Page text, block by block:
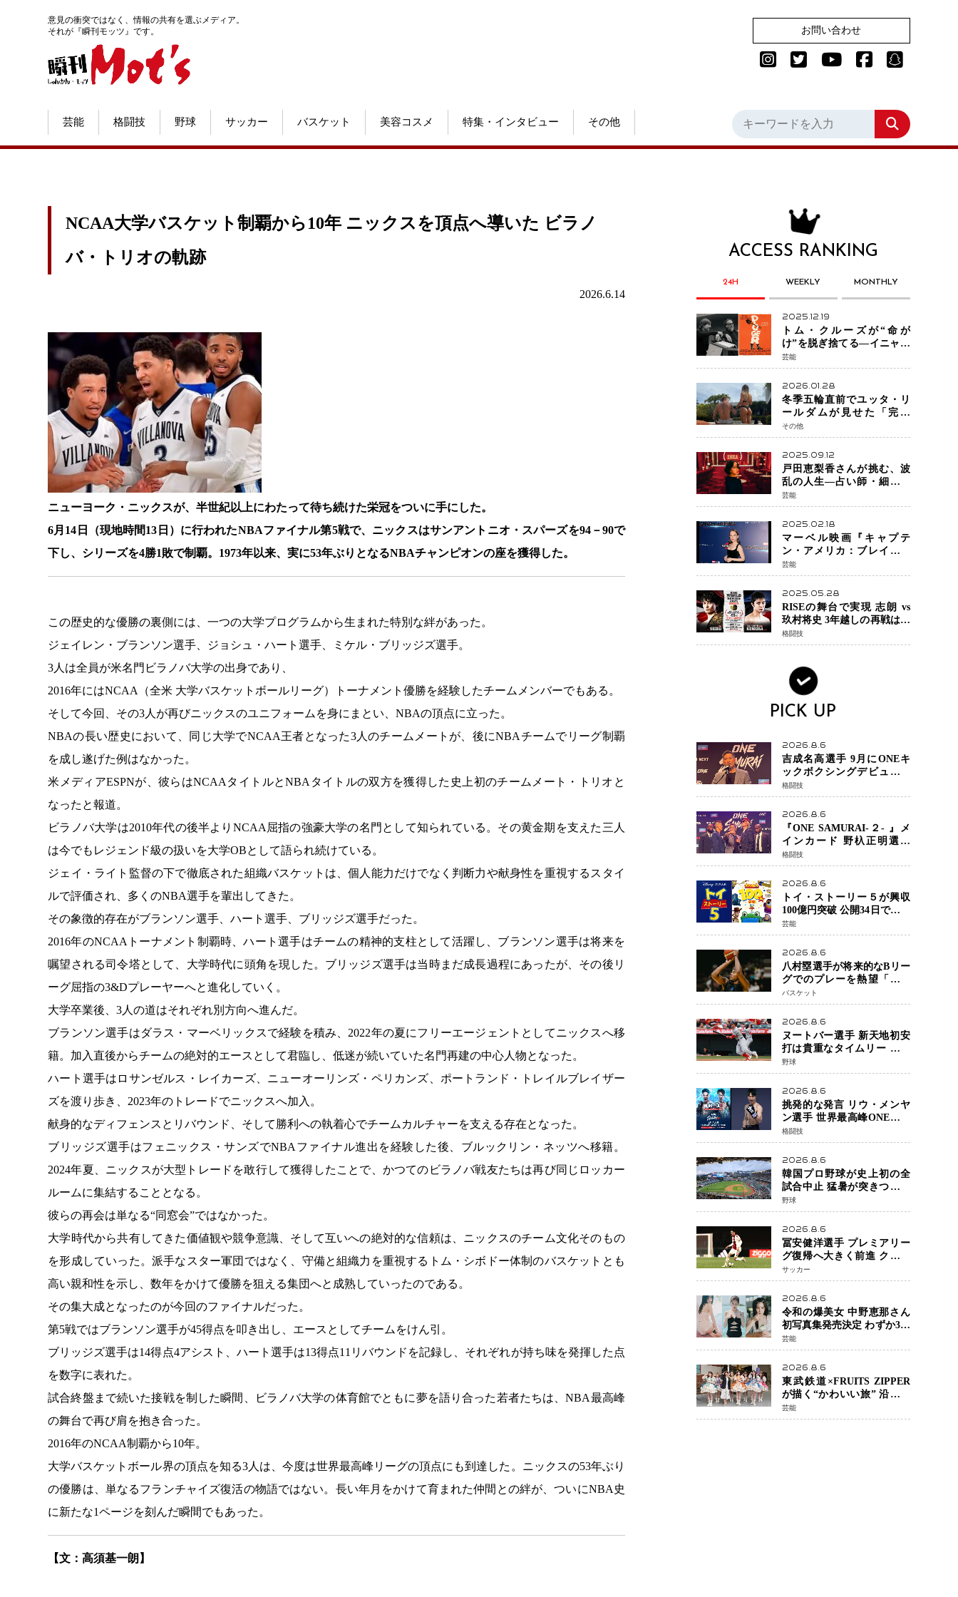
意見の衝突ではなく、情報の共有を選ぶメディア。
それが『瞬刊モッツ』です。
お問い合わせ
芸能 格闘技 野球 サッカー バスケット 美容コスメ 特集・インタビュー その他
NCAA大学バスケット制覇から10年 ニックスを頂点へ導いた ビラノ
バ・トリオの軌跡
2026.6.14
ニューヨーク・ニックスが、半世紀以上にわたって待ち続けた栄冠をついに手にした。
6月14日（現地時間13日）に行われたNBAファイナル第5戦で、ニックスはサンアントニオ・スパーズを94－90で
下し、シリーズを4勝1敗で制覇。1973年以来、実に53年ぶりとなるNBAチャンピオンの座を獲得した。
この歴史的な優勝の裏側には、一つの大学プログラムから生まれた特別な絆があった。
ジェイレン・ブランソン選手、ジョシュ・ハート選手、ミケル・ブリッジズ選手。
3人は全員が米名門ビラノバ大学の出身であり、
2016年にはNCAA（全米 大学バスケットボールリーグ）トーナメント優勝を経験したチームメンバーでもある。
そして今回、その3人が再びニックスのユニフォームを身にまとい、NBAの頂点に立った。
NBAの長い歴史において、同じ大学でNCAA王者となった3人のチームメートが、後にNBAチームでリーグ制覇
を成し遂げた例はなかった。
米メディアESPNが、彼らはNCAAタイトルとNBAタイトルの双方を獲得した史上初のチームメート・トリオと
なったと報道。
ビラノバ大学は2010年代の後半よりNCAA屈指の強豪大学の名門として知られている。その黄金期を支えた三人
は今でもレジェンド級の扱いを大学OBとして語られ続けている。
ジェイ・ライト監督の下で徹底された組織バスケットは、個人能力だけでなく判断力や献身性を重視するスタイ
ルで評価され、多くのNBA選手を輩出してきた。
その象徴的存在がブランソン選手、ハート選手、ブリッジズ選手だった。
2016年のNCAAトーナメント制覇時、ハート選手はチームの精神的支柱として活躍し、ブランソン選手は将来を
嘱望される司令塔として、大学時代に頭角を現した。ブリッジズ選手は当時まだ成長過程にあったが、その後リ
ーグ屈指の3&Dプレーヤーへと進化していく。
大学卒業後、3人の道はそれぞれ別方向へ進んだ。
ブランソン選手はダラス・マーベリックスで経験を積み、2022年の夏にフリーエージェントとしてニックスへ移
籍。加入直後からチームの絶対的エースとして君臨し、低迷が続いていた名門再建の中心人物となった。
ハート選手はロサンゼルス・レイカーズ、ニューオーリンズ・ペリカンズ、ポートランド・トレイルブレイザー
ズを渡り歩き、2023年のトレードでニックスへ加入。
献身的なディフェンスとリバウンド、そして勝利への執着心でチームカルチャーを支える存在となった。
ブリッジズ選手はフェニックス・サンズでNBAファイナル進出を経験した後、ブルックリン・ネッツへ移籍。
2024年夏、ニックスが大型トレードを敢行して獲得したことで、かつてのビラノバ戦友たちは再び同じロッカー
ルームに集結することとなる。
彼らの再会は単なる“同窓会”ではなかった。
大学時代から共有してきた価値観や競争意識、そして互いへの絶対的な信頼は、ニックスのチーム文化そのもの
を形成していった。派手なスター軍団ではなく、守備と組織力を重視するトム・シボドー体制のバスケットとも
高い親和性を示し、数年をかけて優勝を狙える集団へと成熟していったのである。
その集大成となったのが今回のファイナルだった。
第5戦ではブランソン選手が45得点を叩き出し、エースとしてチームをけん引。
ブリッジズ選手は14得点4アシスト、ハート選手は13得点11リバウンドを記録し、それぞれが持ち味を発揮した点
を数字に表れた。
試合終盤まで続いた接戦を制した瞬間、ビラノバ大学の体育館でともに夢を語り合った若者たちは、NBA最高峰
の舞台で再び肩を抱き合った。
2016年のNCAA制覇から10年。
大学バスケットボール界の頂点を知る3人は、今度は世界最高峰リーグの頂点にも到達した。ニックスの53年ぶり
の優勝は、単なるフランチャイズ復活の物語ではない。長い年月をかけて育まれた仲間との絆が、ついにNBA史
に新たな1ページを刻んだ瞬間でもあった。
【文：高須基一朗】
ACCESS RANKING
24H WEEKLY MONTHLY
2025.12.19
トム・クルーズが“命が
け”を脱ぎ捨てる―イニャリ
トゥ監督と挑む前代未聞の
大惨事コメディ「DIGGER
ディガー」始動
芸能
2026.01.28
冬季五輪直前でユッタ・リ
ールダムが見せた「完成
形」転倒と涙を越えて─ミラ
ノで金を狙うオランダ女王
の現在地
その他
2025.09.12
戸田恵梨香さんが挑む、波
乱の人生―占い師・細木数
子をNetflixで実写化
芸能
2025.02.18
マーベル映画『キャプテ
ン・アメリカ：ブレイブ・
ニュー・ワールド』 新ブラ
ック・ウィドウ役のシラ・
ハースとは！？
芸能
2025.05.28
RISEの舞台で実現 志朗 vs
玖村将史 3年越しの再戦は世
界王座戦に！
格闘技
PICK UP
2026.8.6
吉成名高選手 9月にONEキ
ックボクシングデビュー決
定 チャトリCEOがサプライ
ズ発表 2カ月連続参戦へ
格闘技
2026.8.6
『ONE SAMURAI-２- 』メ
インカード 野杁正明選手
「彼を倒して勝つ」 リウ・
メンヤンとの因縁に決着へ
再起を懸けたONEフェザー
級トーナメント初戦
格闘技
2026.8.6
トイ・ストーリー５が興収
100億円突破 公開34日でピク
サー作品 史上最速 日本歴代
シリーズ最高更新も目前
芸能
2026.8.6
八村塁選手が将来的なBリー
グでのプレーを熱望「一つ
の夢ですね」スター帰還が
リーグ価値を押し上げる可
能性
バスケット
2026.8.6
ヌートバー選手 新天地初安
打は貴重なタイムリー 本拠
地ファンが大歓声 笑顔で歓
喜
野球
2026.8.6
挑発的な発言 リウ・メンヤ
ン選手 世界最高峰ONEで浮
き彫りになる 日本キックボ
クシングが直面する“技術
戦”の現在地
格闘技
2026.8.6
韓国プロ野球が史上初の全
試合中止 猛暑が突きつけた
「屋外スポーツの限界」 日
本発のドーム型施設時代へ
野球
2026.8.6
冨安健洋選手 プレミアリー
グ復帰へ大きく前進 クリス
タルパレス加入目前 メディ
カルチェックも通過
サッカー
2026.8.6
令和の爆美女 中野恵那さん
初写真集発売決定 わずか3日
で2560万インプレッション
を記録した話題の美貌を凝
縮
芸能
2026.8.6
東武鉄道×FRUITS ZIPPER
が描く“かわいい旅” 沿線を
舞台にした「TOBU KAWAII
PROJECT」が開幕
芸能